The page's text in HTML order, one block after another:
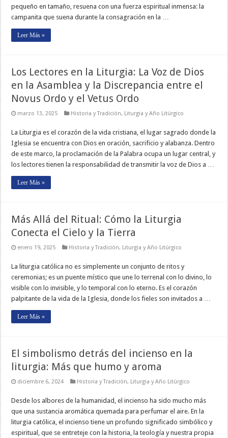
pequeño en tamaño, resuena con una fuerza espiritual inmensa: la
campanita que suena durante la consagración en la …
Leer Más »
Los Lectores en la Liturgia: La Voz de Dios
en la Asamblea y la Discrepancia entre el
Novus Ordo y el Vetus Ordo
marzo 13, 2025 Historia y Tradición, Liturgia y Año Litúrgico
La Liturgia es el corazón de la vida cristiana, el lugar sagrado donde la
Iglesia se encuentra con Dios en oración, sacrificio y alabanza. Dentro
de este marco, la proclamación de la Palabra ocupa un lugar central, y
los lectores tienen la responsabilidad de transmitir la voz de Dios a …
Leer Más »
Más Allá del Ritual: Cómo la Liturgia
Conecta el Cielo y la Tierra
enero 19, 2025 Historia y Tradición, Liturgia y Año Litúrgico
La liturgia católica no es simplemente un conjunto de ritos y
ceremonias; es un puente místico que une lo terrenal con lo divino, lo
visible con lo invisible, y lo temporal con lo eterno. Es el corazón
palpitante de la vida de la Iglesia, donde los fieles son invitados a …
Leer Más »
El simbolismo detrás del incienso en la
liturgia: Más que humo y aroma
diciembre 6, 2024 Historia y Tradición, Liturgia y Año Litúrgico
Desde los albores de la humanidad, el incienso ha sido mucho más
que una sustancia aromática quemada para perfumar el aire. En la
liturgia católica, el incienso tiene un profundo significado simbólico y
espiritual, que se entreteje con la historia, la teología y nuestra propia